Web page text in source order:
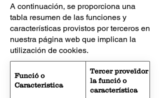
A continuación, se proporciona una
tabla resumen de las funciones y
características provistos por terceros en
nuestra página web que implican la
utilización de cookies.
Funció o
Caracteristica
Tercer proveïdor de
la funció o
característica